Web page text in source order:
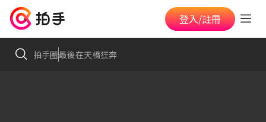
登入/註冊
拍手圈最後在天橋狂奔